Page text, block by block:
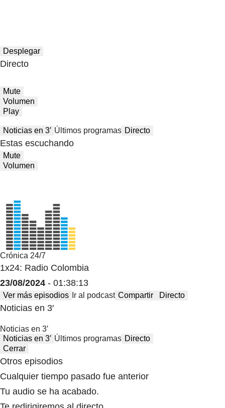
Desplegar
Directo
Mute
Volumen
Play
Noticias en 3′ Últimos programas Directo
Estas escuchando
Mute
Volumen
Crónica 24/7
1x24: Radio Colombia
23/08/2024 - 01:38:13
Ver más episodios Ir al podcast Compartir Directo
Noticias en 3′
Noticias en 3′
Noticias en 3′ Últimos programas Directo
Cerrar
Otros episodios
Cualquier tiempo pasado fue anterior
Tu audio se ha acabado.